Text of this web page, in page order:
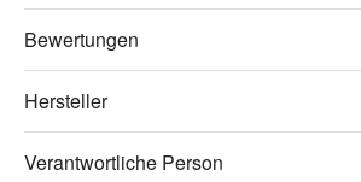
Bewertungen
Hersteller
Verantwortliche Person